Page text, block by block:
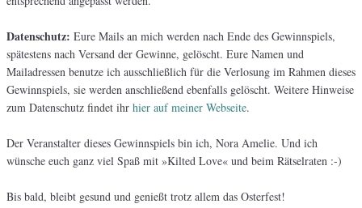
Datenschutz: Eure Mails an mich werden nach Ende des Gewinnspiels,
spätestens nach Versand der Gewinne, gelöscht. Eure Namen und
Mailadressen benutze ich ausschließlich für die Verlosung im Rahmen dieses
Gewinnspiels, sie werden anschließend ebenfalls gelöscht. Weitere Hinweise
zum Datenschutz findet ihr hier auf meiner Webseite.
Der Veranstalter dieses Gewinnspiels bin ich, Nora Amelie. Und ich
wünsche euch ganz viel Spaß mit »Kilted Love« und beim Rätselraten :-)
Bis bald, bleibt gesund und genießt trotz allem das Osterfest!